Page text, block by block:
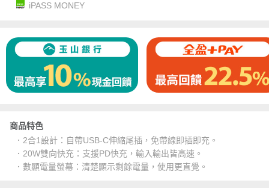
iPASS MONEY
商品特色
．2合1設計：自帶USB-C伸縮尾插，免帶線即插即充。
．20W雙向快充：支援PD快充，輸入輸出皆高速。
．數顯電量螢幕：清楚顯示剩餘電量，使用更直覺。